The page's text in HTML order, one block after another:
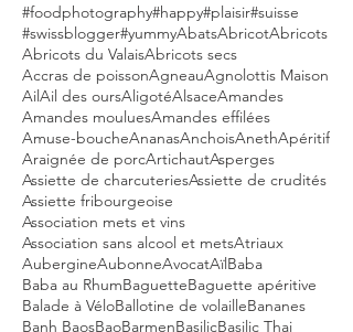
#foodphotography#happy#plaisir#suisse
#swissblogger#yummyAbatsAbricotAbricots
Abricots du ValaisAbricots secs
Accras de poissonAgneauAgnolottis Maison
AilAil des oursAligotéAlsaceAmandes
Amandes mouluesAmandes effilées
Amuse-boucheAnanasAnchoisAnethApéritif
Araignée de porcArtichautAsperges
Assiette de charcuteriesAssiette de crudités
Assiette fribourgeoise
Association mets et vins
Association sans alcool et metsAtriaux
AubergineAubonneAvocatAïlBaba
Baba au RhumBaguetteBaguette apéritive
Balade à VéloBallotine de volailleBananes
Banh BaosBaoBarmenBasilicBasilic Thai